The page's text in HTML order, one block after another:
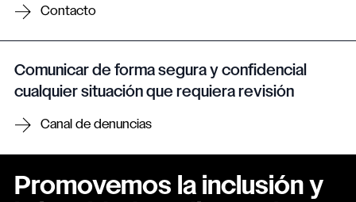
Contacto
Comunicar de forma segura y confidencial
cualquier situación que requiera revisión
Canal de denuncias
Promovemos la inclusión y